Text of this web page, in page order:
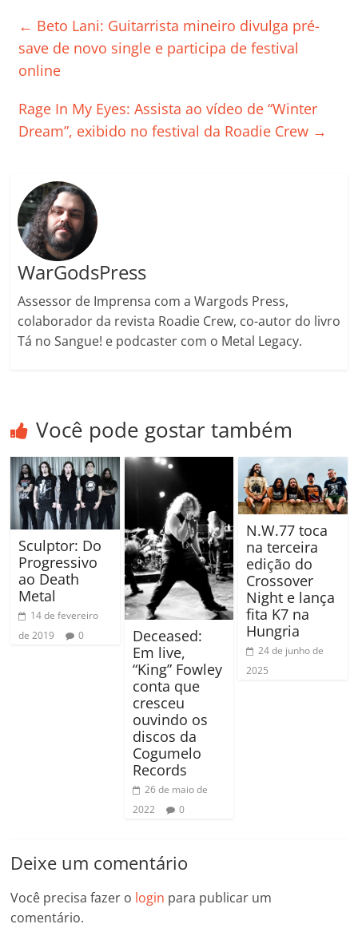
e
b
o
o
k
er l s
A
p
e
dI
gl
e
a
ss
ro
y
Li
k
p
ar
h
ar
← Beto Lani: Guitarrista mineiro divulga pré-
save de novo single e participa de festival
online
Rage In My Eyes: Assista ao vídeo de “Winter
Dream”, exibido no festival da Roadie Crew →
WarGodsPress
Assessor de Imprensa com a Wargods Press,
colaborador da revista Roadie Crew, co-autor do livro
Tá no Sangue! e podcaster com o Metal Legacy.
Você pode gostar também
Sculptor: Do
Progressivo
ao Death
Metal
14 de fevereiro
de 2019
0
Deceased:
Em live,
“King” Fowley
conta que
cresceu
ouvindo os
discos da
Cogumelo
Records
26 de maio de
2022
0
N.W.77 toca
na terceira
edição do
Crossover
Night e lança
fita K7 na
Hungria
24 de junho de
2025
Deixe um comentário
Você precisa fazer o login para publicar um
comentário.